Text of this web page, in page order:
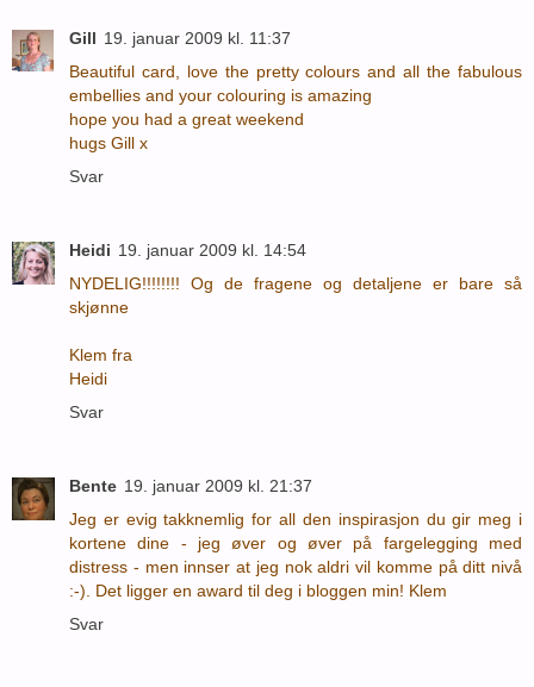
Gill 19. januar 2009 kl. 11:37
Beautiful card, love the pretty colours and all the fabulous
embellies and your colouring is amazing
hope you had a great weekend
hugs Gill x
Svar
Heidi 19. januar 2009 kl. 14:54
NYDELIG!!!!!!!! Og de fragene og detaljene er bare så
skjønne
Klem fra
Heidi
Svar
Bente 19. januar 2009 kl. 21:37
Jeg er evig takknemlig for all den inspirasjon du gir meg i
kortene dine - jeg øver og øver på fargelegging med
distress - men innser at jeg nok aldri vil komme på ditt nivå
:-). Det ligger en award til deg i bloggen min! Klem
Svar